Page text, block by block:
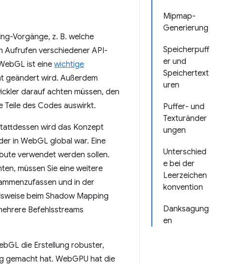
Mipmap-
Generierung
Speicherpuff
er und
Speichertext
uren
Puffer- und
Texturänder
ungen
Unterschied
e bei der
Leerzeichen
konvention
Danksagung
en
Vorgänge, z. B. welche
Aufrufen verschiedener API-
ist eine wichtige
geändert wird. Außerdem
darauf achten müssen, den
des Codes auswirkt.
wird das Konzept
in WebGL global war. Eine
verwendet werden sollen.
müssen Sie eine weitere
und in der
beim Shadow Mapping
Befehlsstreams
die Erstellung robuster,
gemacht hat. WebGPU hat die